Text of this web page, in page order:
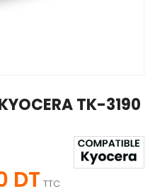
TK-3190
DT TTC